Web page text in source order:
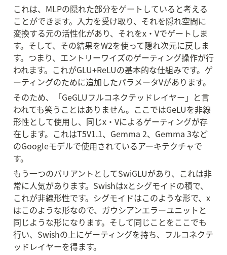
これは、MLPの隠れた部分をゲートしていると考える
ことができます。入力を受け取り、それを隠れ空間に
変換する元の活性化があり、それをx・Vでゲートしま
す。そして、その結果をW2を使って隠れ次元に戻しま
す。つまり、エントリーワイズのゲーティング操作が行
われます。これがGLU+ReLUの基本的な仕組みです。ゲ
ーティングのために追加したパラメータVがあります。
そのため、「GeGLUフルコネクテッドレイヤー」と言
われても笑うことはありません。ここではGeLUを非線
形性として使用し、同じx・Vによるゲーティングが存
在します。これはT5V1.1、Gemma 2、Gemma 3など
のGoogleモデルで使用されているアーキテクチャで
す。
もう一つのバリアントとしてSwiGLUがあり、これは非
常に人気があります。Swishはxとシグモイドの積で、
これが非線形性です。シグモイドはこのような形で、x
はこのような形なので、ガウシアンエラーユニットと
同じような形になります。そして同じことをここでも
行い、Swishの上にゲーティングを持ち、フルコネクテ
ッドレイヤーを得ます。